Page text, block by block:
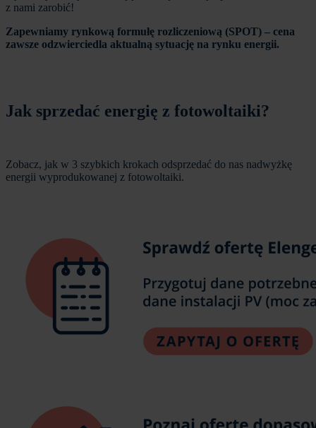
z nami zarobić!
Zapewniamy rynkową formułę rozliczeniową (SPOT) – cena
zawsze odzwierciedla aktualną sytuację na rynku energii.
Jak sprzedać energię z fotowoltaiki?
Zobacz, jak w 3 szybkich krokach odsprzedać do nas nadwyżkę
energii wyprodukowanej z fotowoltaiki.